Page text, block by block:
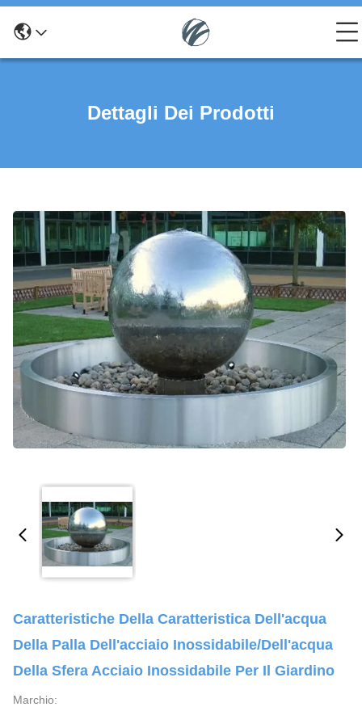
Dettagli Dei Prodotti
Caratteristiche Della Caratteristica Dell'acqua
Della Palla Dell'acciaio Inossidabile/dell'acqua
Della Sfera Acciaio Inossidabile Per Il Giardino
Marchio: